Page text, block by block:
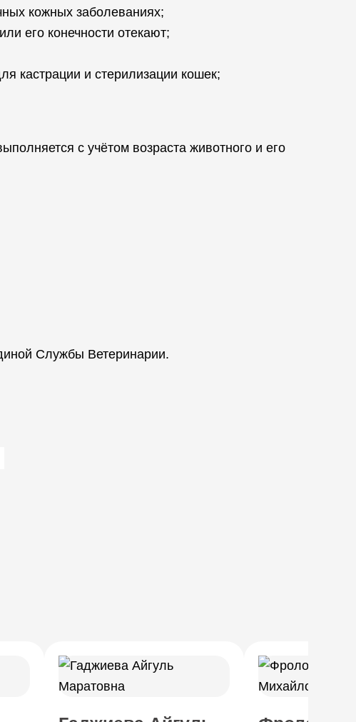
кожных заболеваниях;
его конечности отекают;
кастрации и стерилизации кошек;
с учётом возраста животного и его
Службы Ветеринарии.